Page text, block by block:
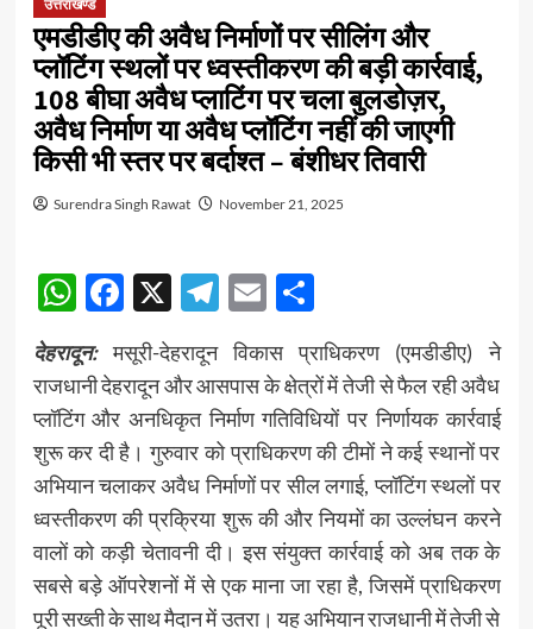
उत्तराखण्ड
एमडीडीए की अवैध निर्माणों पर सीलिंग और
प्लॉटिंग स्थलों पर ध्वस्तीकरण की बड़ी कार्रवाई,
108 बीघा अवैध प्लाटिंग पर चला बुलडोज़र,
अवैध निर्माण या अवैध प्लॉटिंग नहीं की जाएगी
किसी भी स्तर पर बर्दाश्त – बंशीधर तिवारी
Surendra Singh Rawat November 21, 2025
WhatsApp
Facebook
X Telegram
EmailShare
देहरादून:मसूरी-देहरादून विकास प्राधिकरण (एमडीडीए) ने
राजधानी देहरादून और आसपास के क्षेत्रों में तेजी से फैल रही अवैध
प्लॉटिंग और अनधिकृत निर्माण गतिविधियों पर निर्णायक कार्रवाई
शुरू कर दी है। गुरुवार को प्राधिकरण की टीमों ने कई स्थानों पर
अभियान चलाकर अवैध निर्माणों पर सील लगाई, प्लॉटिंग स्थलों पर
ध्वस्तीकरण की प्रक्रिया शुरू की और नियमों का उल्लंघन करने
वालों को कड़ी चेतावनी दी। इस संयुक्त कार्रवाई को अब तक के
सबसे बड़े ऑपरेशनों में से एक माना जा रहा है, जिसमें प्राधिकरण
पूरी सख्ती के साथ मैदान में उतरा। यह अभियान राजधानी में तेजी से